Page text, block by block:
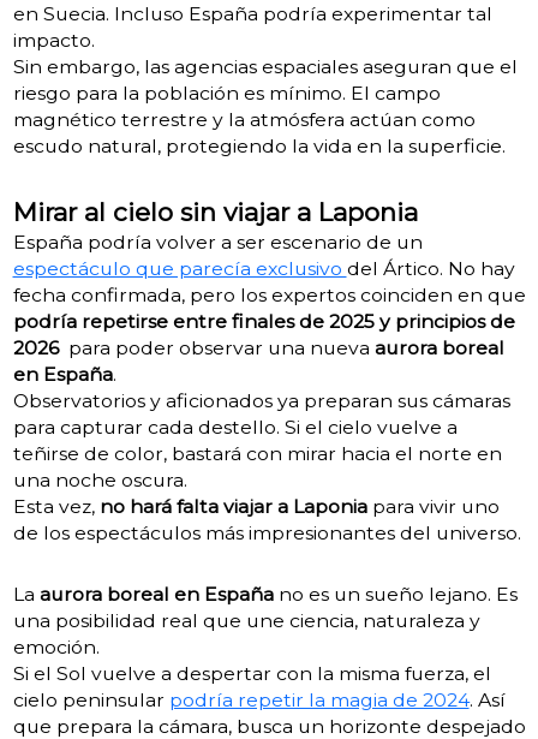
en Suecia. Incluso España podría experimentar tal
impacto.
Sin embargo, las agencias espaciales aseguran que el
riesgo para la población es mínimo. El campo
magnético terrestre y la atmósfera actúan como
escudo natural, protegiendo la vida en la superficie.
Mirar al cielo sin viajar a Laponia
España podría volver a ser escenario de un
espectáculo que parecía exclusivo del Ártico. No hay
fecha confirmada, pero los expertos coinciden en que
podría repetirse entre finales de 2025 y principios de
2026para poder observar una nueva aurora boreal
en España.
Observatorios y aficionados ya preparan sus cámaras
para capturar cada destello. Si el cielo vuelve a
teñirse de color, bastará con mirar hacia el norte en
una noche oscura.
Esta vez, no hará falta viajar a Laponiapara vivir uno
de los espectáculos más impresionantes del universo.
La aurora boreal en Españano es un sueño lejano. Es
una posibilidad real que une ciencia, naturaleza y
emoción.
Si el Sol vuelve a despertar con la misma fuerza, el
cielo peninsular podría repetir la magia de 2024. Así
que prepara la cámara, busca un horizonte despejado